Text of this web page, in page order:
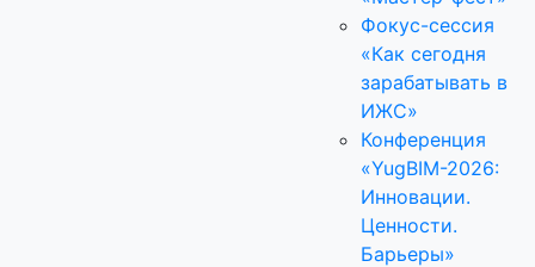
Фокус-сессия
«Как сегодня
зарабатывать в
ИЖС»
Конференция
«YugBIM-2026:
Инновации.
Ценности.
Барьеры»